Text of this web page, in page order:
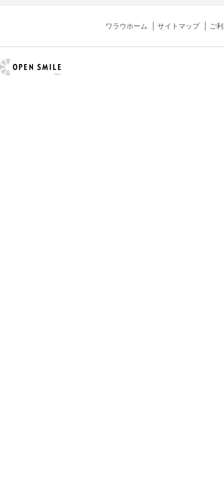
ワラウホーム サイトマップ ご